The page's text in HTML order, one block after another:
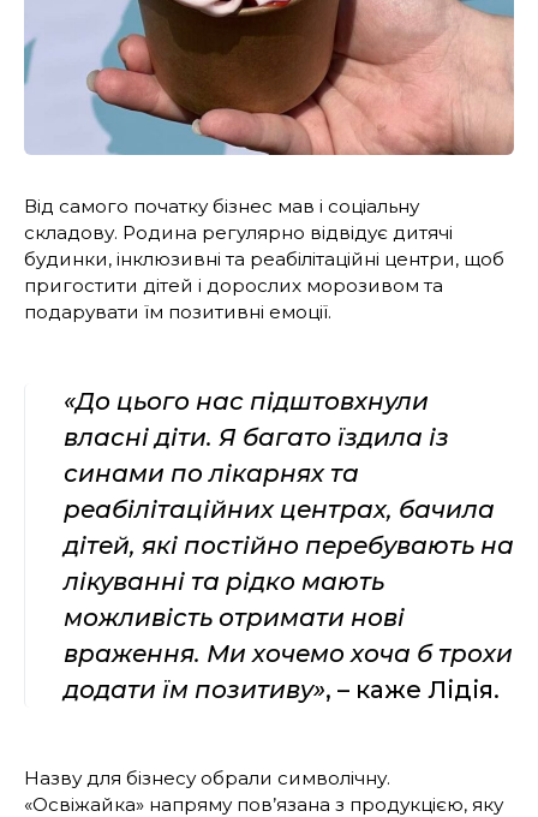
Від самого початку бізнес мав і соціальну
складову. Родина регулярно відвідує дитячі
будинки, інклюзивні та реабілітаційні центри, щоб
пригостити дітей і дорослих морозивом та
подарувати їм позитивні емоції.
«До цього нас підштовхнули
власні діти. Я багато їздила із
синами по лікарнях та
реабілітаційних центрах, бачила
дітей, які постійно перебувають на
лікуванні та рідко мають
можливість отримати нові
враження. Ми хочемо хоча б трохи
додати їм позитиву», – каже Лідія.
Назву для бізнесу обрали символічну.
«Освіжайка» напряму пов’язана з продукцією, яку